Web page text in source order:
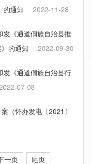
的通知
2022-11-28
《通道侗族自治县推
的通知
2022-09-30
发《通道侗族自治县行
07-08
（怀办发电〔2021〕
一页 尾页